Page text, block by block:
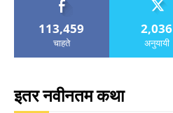
113,459
चाहते
2,036
अनुयायी
इतर नवीनतम कथा